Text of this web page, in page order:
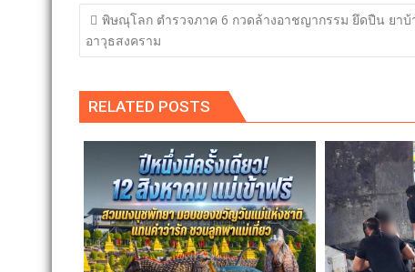
แนะแนว
เรื่อง
พิษณุโลก ตำรวจภาค 6 กวดล้างอาชญากรรม ยึดปืน ยาบ้
อาวุธสงคราม
RELATED POSTS